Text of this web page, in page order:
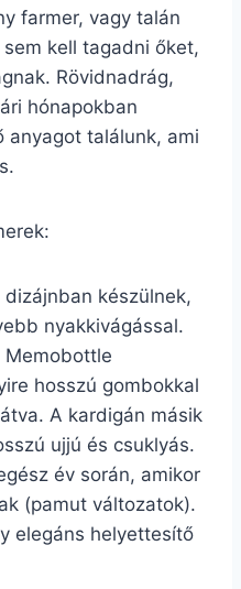
farmer, vagy talán
kell tagadni őket,
Rövidnadrág,
hónapokban
anyagot találunk, ami
készülnek,
nyakkivágással.
Memobottle
hosszú gombokkal
A kardigán másik
ujjú és csuklyás.
év során, amikor
(pamut változatok).
elegáns helyettesítő